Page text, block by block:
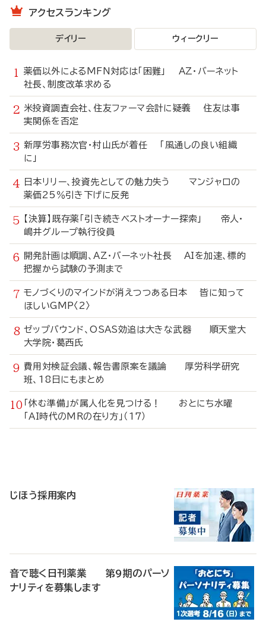
アクセスランキング
デイリー ウィークリー
薬価以外によるMFN対応は「困難」 AZ・バーネット
社長、制度改革求める
米投資調査会社、住友ファーマ会計に疑義 住友は事
実関係を否定
新厚労事務次官・村山氏が着任 「風通しの良い組織
に」
日本リリー、投資先としての魅力失う マンジャロの
薬価25％引き下げに反発
【決算】既存薬「引き続きベストオーナー探索」 帝人・
嶋井グループ執行役員
開発計画は順調、AZ・バーネット社長 AIを加速、標的
把握から試験の予測まで
モノづくりのマインドが消えつつある日本 皆に知って
ほしいGMP〈2〉
ゼップバウンド、OSAS効追は大きな武器 順天堂大
大学院・葛西氏
費用対検証会議、報告書原案を議論 厚労科学研究
班、18日にもまとめ
「休む準備」が属人化を見つける！ おとにち水曜
「AI時代のMRの在り方」（17）
じほう採用案内
音で聴く日刊薬業 第9期のパーソ
ナリティを募集します